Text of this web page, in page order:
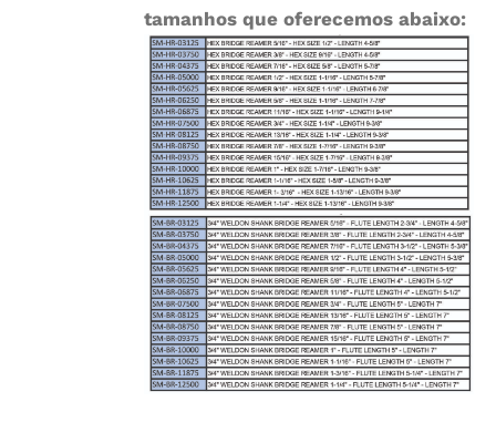
tamanhos que oferecemos abaixo: